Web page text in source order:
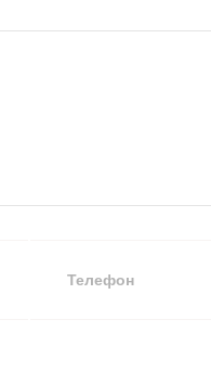
Телефон